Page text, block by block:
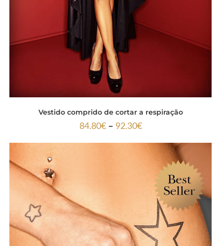
Vestido comprido de cortar a respiração
84.80€ – 92.30€